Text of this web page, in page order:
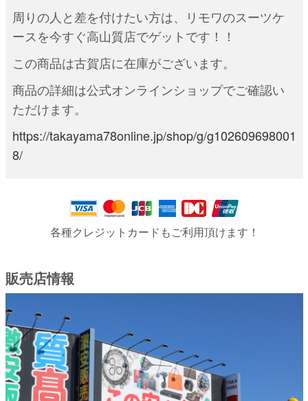
周りの人と差を付けたい方は、リモワのスーツケ
ースを今すぐ高山質店でゲットです！！
この商品は古賀店に在庫がございます。
商品の詳細は公式オンラインショップでご確認い
ただけます。
https://takayama78online.jp/shop/g/g102609698001
8/
各種クレジットカードもご利用頂けます！
販売店情報